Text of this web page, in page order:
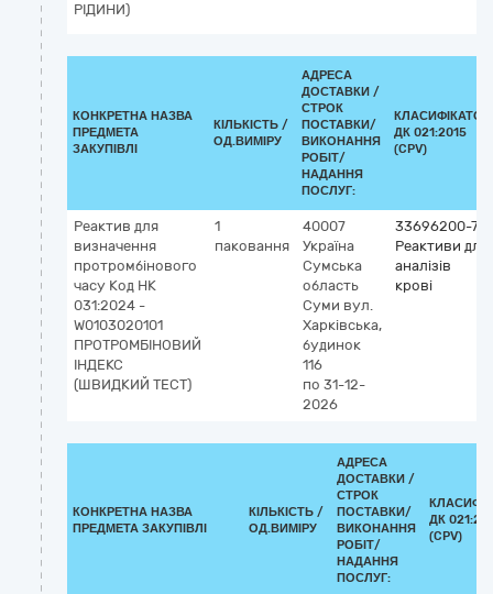
РІДИНИ)
КОНКРЕТНА НАЗВА
ПРЕДМЕТА
ЗАКУПІВЛІ
КІЛЬКІСТЬ /
ОД.ВИМІРУ
АДРЕСА
ДОСТАВКИ /
СТРОК
ПОСТАВКИ/
ВИКОНАННЯ
РОБІТ/
НАДАННЯ
ПОСЛУГ:
КЛАСИФІКАТОР
ДК 021:2015
(CPV)
Реактив для
визначення
протромбінового
часу Код НК
031:2024 -
W0103020101
ПРОТРОМБІНОВИЙ
ІНДЕКС
(ШВИДКИЙ ТЕСТ)
1
паковання
40007
Україна
Сумська
область
Суми вул.
Харківська,
будинок
116
по 31-12-
2026
33696200-7
Реактиви для
аналізів
крові
КОНКРЕТНА НАЗВА
ПРЕДМЕТА ЗАКУПІВЛІ
КІЛЬКІСТЬ /
ОД.ВИМІРУ
АДРЕСА
ДОСТАВКИ /
СТРОК
ПОСТАВКИ/
ВИКОНАННЯ
РОБІТ/
НАДАННЯ
ПОСЛУГ:
ДК
(CPV)